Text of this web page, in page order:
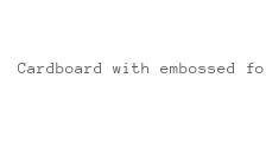
Cardboard with embossed